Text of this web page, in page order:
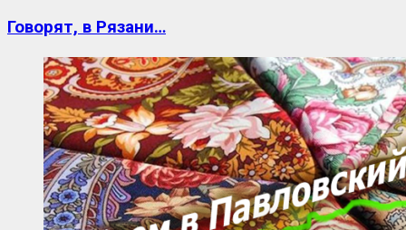
Говорят, в Рязани…